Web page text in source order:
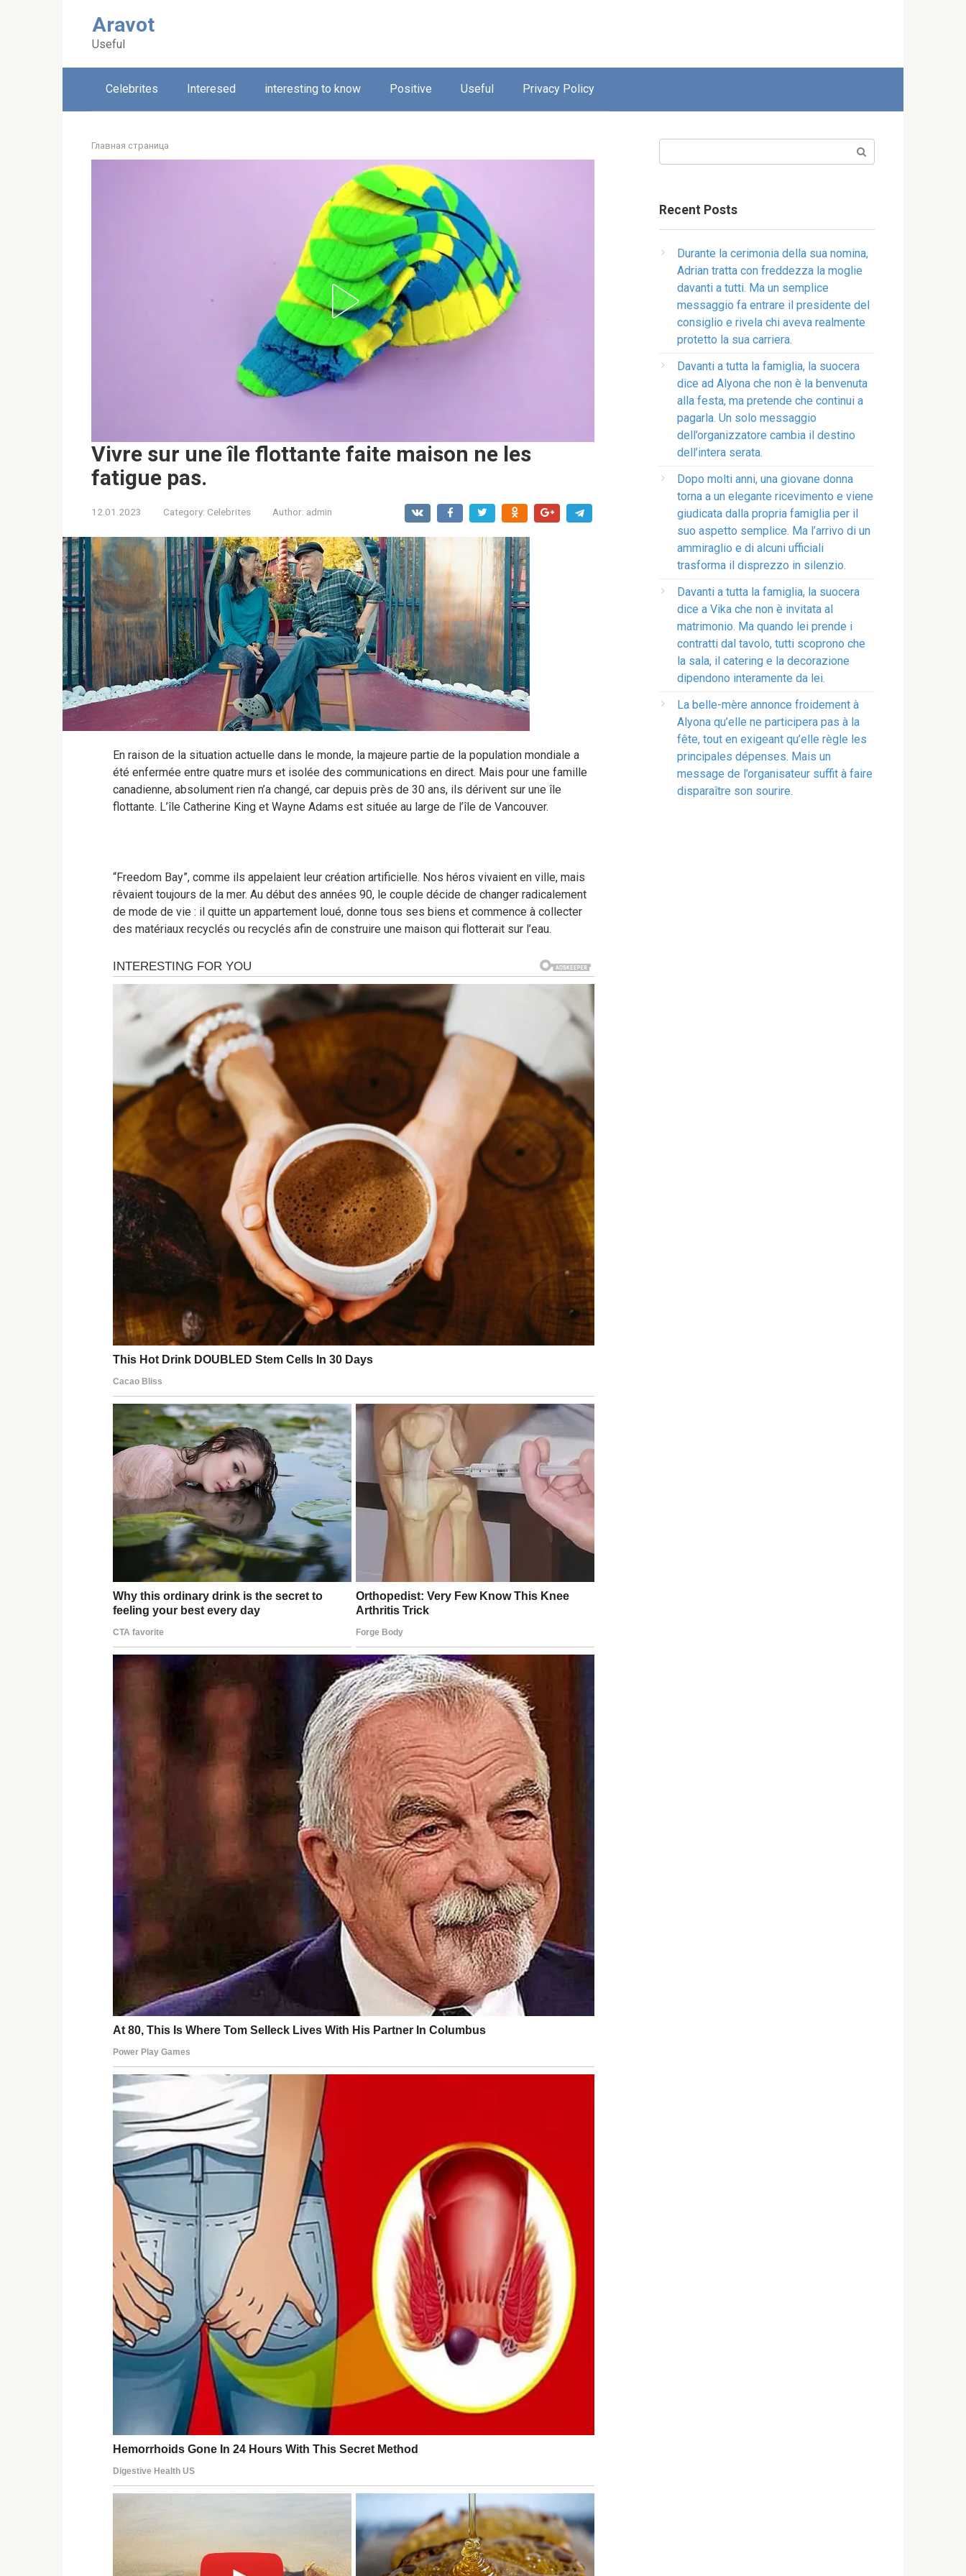
Aravot
Useful
Celebrites Interesed interesting to know Positive Useful Privacy Policy
Главная страница
Vivre sur une île flottante faite maison ne les
fatigue pas․
12.01.2023 Category: Celebrites Author: admin
En raison de la situation actuelle dans le monde, la majeure partie de la population mondiale a
été enfermée entre quatre murs et isolée des communications en direct. Mais pour une famille
canadienne, absolument rien n’a changé, car depuis près de 30 ans, ils dérivent sur une île
flottante. L’île Catherine King et Wayne Adams est située au large de l’île de Vancouver.
“Freedom Bay”, comme ils appelaient leur création artificielle. Nos héros vivaient en ville, mais
rêvaient toujours de la mer. Au début des années 90, le couple décide de changer radicalement
de mode de vie : il quitte un appartement loué, donne tous ses biens et commence à collecter
des matériaux recyclés ou recyclés afin de construire une maison qui flotterait sur l’eau.
Recent Posts
Durante la cerimonia della sua nomina,
Adrian tratta con freddezza la moglie
davanti a tutti. Ma un semplice
messaggio fa entrare il presidente del
consiglio e rivela chi aveva realmente
protetto la sua carriera.
Davanti a tutta la famiglia, la suocera
dice ad Alyona che non è la benvenuta
alla festa, ma pretende che continui a
pagarla. Un solo messaggio
dell’organizzatore cambia il destino
dell’intera serata.
Dopo molti anni, una giovane donna
torna a un elegante ricevimento e viene
giudicata dalla propria famiglia per il
suo aspetto semplice. Ma l’arrivo di un
ammiraglio e di alcuni ufficiali
trasforma il disprezzo in silenzio.
Davanti a tutta la famiglia, la suocera
dice a Vika che non è invitata al
matrimonio. Ma quando lei prende i
contratti dal tavolo, tutti scoprono che
la sala, il catering e la decorazione
dipendono interamente da lei.
La belle-mère annonce froidement à
Alyona qu’elle ne participera pas à la
fête, tout en exigeant qu’elle règle les
principales dépenses. Mais un
message de l’organisateur suffit à faire
disparaître son sourire.